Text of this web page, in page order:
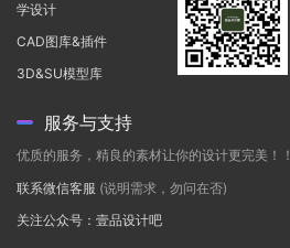
学设计
CAD图库&插件
3D&SU模型库
服务与支持
优质的服务，精良的素材让你的设计更完美！！
联系微信客服 (说明需求，勿问在否)
关注公众号：壹品设计吧